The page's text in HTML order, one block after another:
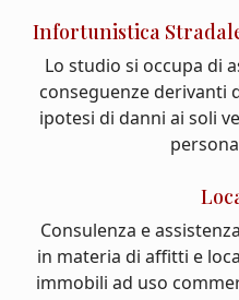
Infortunistica
Lo studio si occupa di
conseguenze derivanti
ipotesi di danni ai soli
Consulenza e
in materia di affitti e
immobili ad uso